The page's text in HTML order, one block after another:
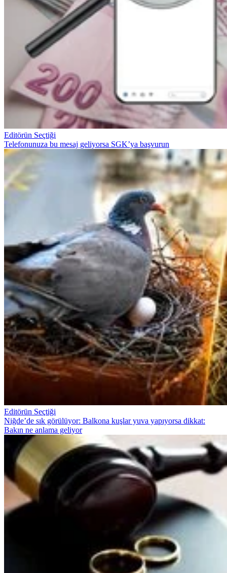
Editörün Seçtiği
Telefonunuza bu mesaj geliyorsa SGK’ya başvurun
Editörün Seçtiği
Niğde’de sık görülüyor: Balkona kuşlar yuva yapıyorsa dikkat:
Bakın ne anlama geliyor